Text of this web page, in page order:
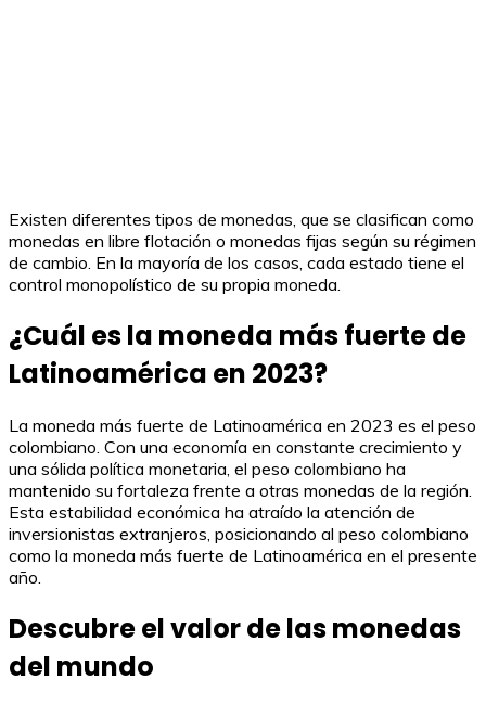
Existen diferentes tipos de monedas, que se clasifican como
monedas en libre flotación o monedas fijas según su régimen
de cambio. En la mayoría de los casos, cada estado tiene el
control monopolístico de su propia moneda.
¿Cuál es la moneda más fuerte de
Latinoamérica en 2023?
La moneda más fuerte de Latinoamérica en 2023 es el peso
colombiano. Con una economía en constante crecimiento y
una sólida política monetaria, el peso colombiano ha
mantenido su fortaleza frente a otras monedas de la región.
Esta estabilidad económica ha atraído la atención de
inversionistas extranjeros, posicionando al peso colombiano
como la moneda más fuerte de Latinoamérica en el presente
año.
Descubre el valor de las monedas
del mundo